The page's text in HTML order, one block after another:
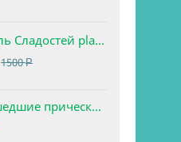
Карусель Сладостей play-doh. Набор с пластилином.
1500 Р
Сумасшедшие прически набор play-doh